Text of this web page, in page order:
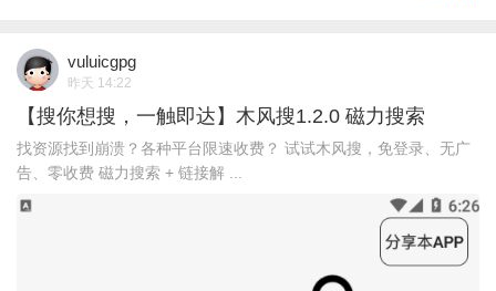
vuluicgpg
昨天 14:22
【搜你想搜，一触即达】木风搜1.2.0 磁力搜索
找资源找到崩溃？各种平台限速收费？ 试试木风搜，免登录、无广
告、零收费 磁力搜索 + 链接解 ...